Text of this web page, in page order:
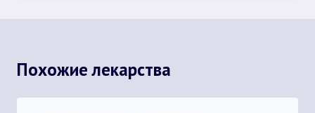
Похожие лекарства